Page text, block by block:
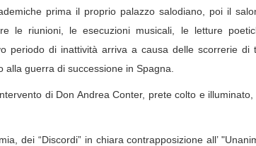
prima il proprio palazzo salodiano, poi il
le riunioni, le esecuzioni musicali, le letture
periodo di inattività arriva a causa delle scorrerie di
guerra di successione in Spagna.
di Don Andrea Conter, prete colto e
“Discordi” in chiara contrapposizione all’